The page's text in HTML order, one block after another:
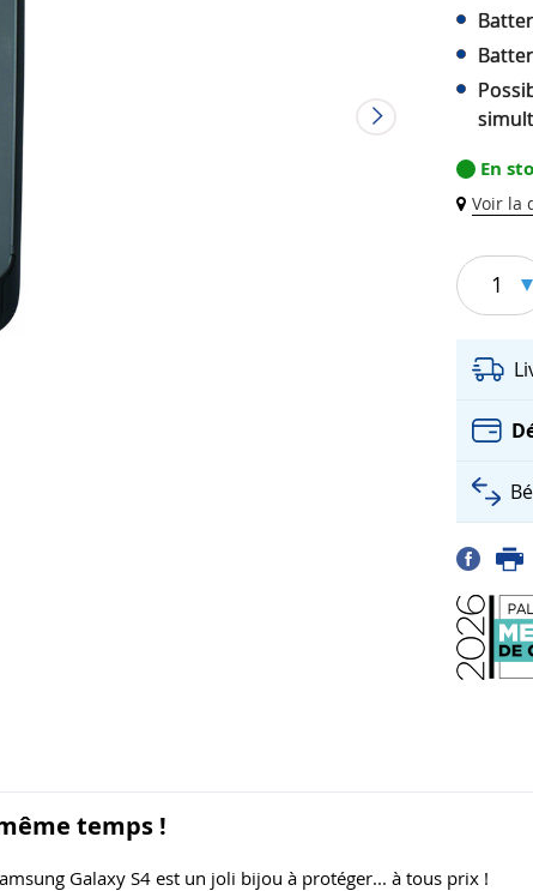
En
Voir la
1
temps !
Galaxy S4 est un joli bijou à protéger... à tous prix !